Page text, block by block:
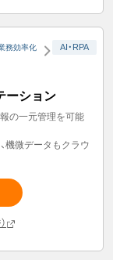
務効率化 AI・RPA
ーション
の一元管理を可能
機微データもクラウ